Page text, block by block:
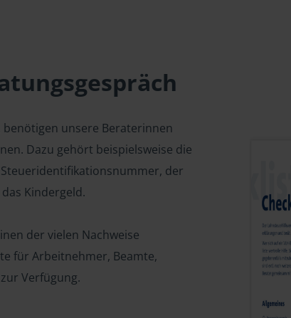
unsere Beraterinnen
Dazu gehört beispielsweise die
der
Kindergeld.
der vielen Nachweise
für Arbeitnehmer, Beamte,
Verfügung.